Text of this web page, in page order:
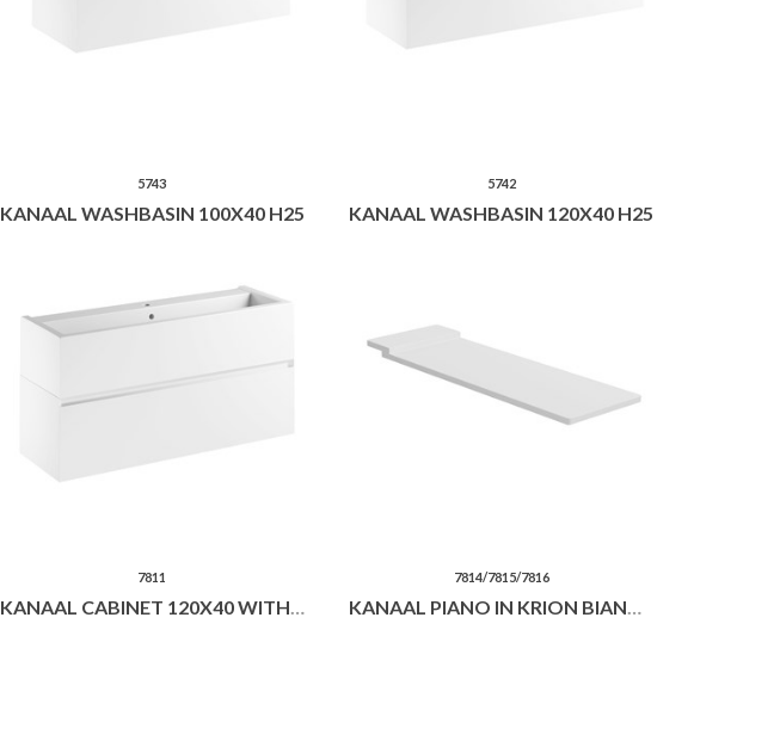
5743
KANAAL WASHBASIN 100X40 H25
5742
KANAAL WASHBASIN 120X40 H25
7811
KANAAL CABINET 120X40 WITH DRAWER
7814/7815/7816
KANAAL PIANO IN KRION BIANCO MATT